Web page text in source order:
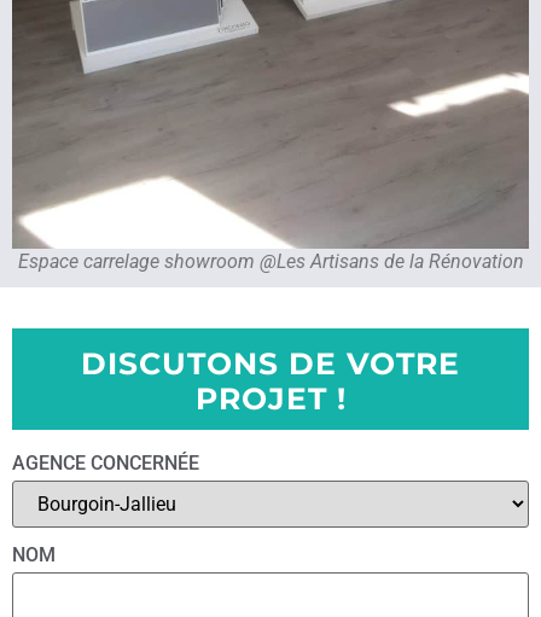
Espace carrelage showroom @Les Artisans de la Rénovation
DISCUTONS DE VOTRE
PROJET !
AGENCE CONCERNÉE
NOM